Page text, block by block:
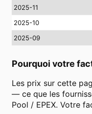
2025-11
2025-10
2025-09
Pourquoi votre
Les prix sur cette
— ce que les
Pool / EPEX. Votre